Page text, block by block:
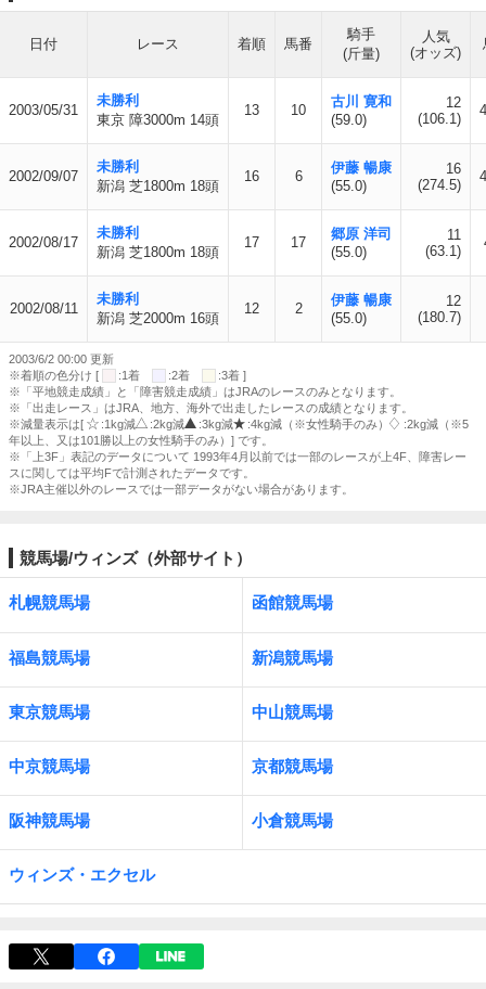
日付 レース 着順 馬番
騎手
(斤量)
人気
(オッズ)
2003/05/31
未勝利
東京 障3000m 14頭
13 10
古川 寛和
(59.0)
12
(106.1)
2002/09/07
未勝利
新潟 芝1800m 18頭
16 6
伊藤 暢康
(55.0)
16
(274.5)
2002/08/17
未勝利
新潟 芝1800m 18頭
17 17
郷原 洋司
(55.0)
11
(63.1)
2002/08/11
未勝利
新潟 芝2000m 16頭
12 2
伊藤 暢康
(55.0)
12
(180.7)
2003/6/2 00:00 更新
※着順の色分け [
:1着 :2着
:3着 ]
※「平地競走成績」と「障害競走成績」はJRAのレースのみとなります。
※「出走レース」はJRA、地方、海外で出走したレースの成績となります。
※減量表示は[
:1kg減 :2kg減 :3kg減 :4kg減（※女性騎手のみ）
:2kg減（※5
年以上、又は101勝以上の女性騎手のみ）] です。
※「上3F」表記のデータについて 1993年4月以前では一部のレースが上4F、障害レー
スに関しては平均Fで計測されたデータです。
※JRA主催以外のレースでは一部データがない場合があります。
競馬場/ウィンズ（外部サイト）
札幌競馬場 函館競馬場
福島競馬場 新潟競馬場
東京競馬場 中山競馬場
中京競馬場 京都競馬場
阪神競馬場 小倉競馬場
ウィンズ・エクセル